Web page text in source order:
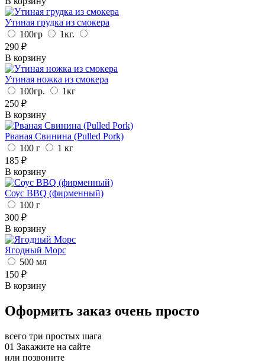
Утиная грудка из смокера
100гр
1кг.
290 ₽
В корзину
Утиная ножка из смокера
100гр.
1кг
250 ₽
В корзину
Рваная Свинина (Pulled Pork)
100 г
1 кг
185 ₽
В корзину
Соус BBQ (фирменный)
100 г
300 ₽
В корзину
Ягодный Морс
500 мл
150 ₽
В корзину
Оформить заказ очень просто
всего три простых шага
01 Закажите на сайте
или позвоните